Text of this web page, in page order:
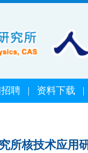
聘| 资料下载
所核技术应用